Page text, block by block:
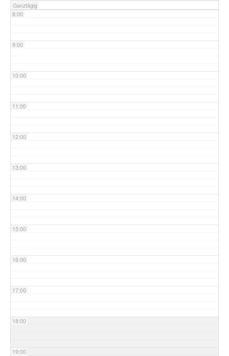
Ganztägig
8:00
9:00
10:00
11:00
12:00
13:00
14:00
15:00
16:00
17:00
18:00
19:00